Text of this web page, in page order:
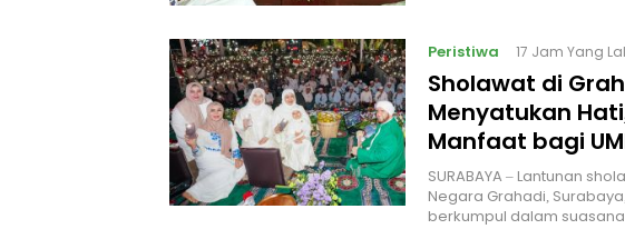
Peristiwa 17 Jam Yang
Sholawat di
Menyatukan
Manfaat bagi
SURABAYA – Lantunan
Negara Grahadi,
berkumpul dalam